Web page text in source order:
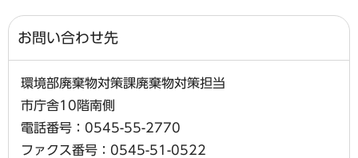
お問い合わせ先
環境部廃棄物対策課廃棄物対策担当
市庁舎10階南側
電話番号：0545-55-2770
ファクス番号：0545-51-0522